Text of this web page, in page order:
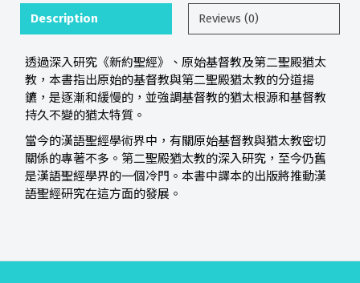
Description Reviews (0)
透過深入研究《新約聖經》、原始基督教及第二聖殿猶太
教，本書指出原始的基督教與第二聖殿猶太教的分道揚
鑣，是逐漸和緩慢的，並強調基督教的猶太根源和基督教
持久不變的猶太特質。
當今的漢語聖經學術界中，有關原始基督教與猶太教密切
關係的專著不多。第二聖殿猶太教的深入研究，至今仍舊
是漢語聖經學界的一個冷門。本書中譯本的出版將推動漢
語聖經研究在這方面的發展。